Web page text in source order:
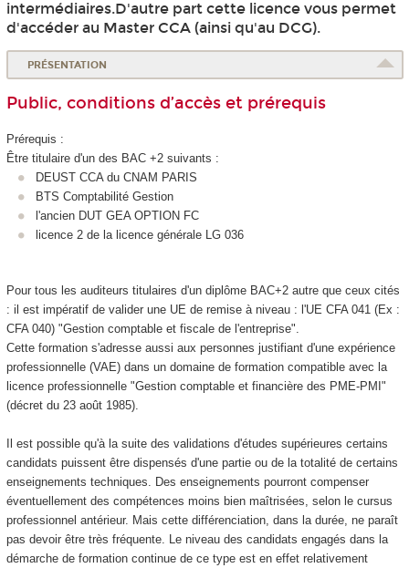
intermédiaires.D'autre part cette licence vous permet
d'accéder au Master CCA (ainsi qu'au DCG).
PRÉSENTATION
Public, conditions d’accès et prérequis
Prérequis :
Être titulaire d'un des BAC +2 suivants :
DEUST CCA du CNAM PARIS
BTS Comptabilité Gestion
l'ancien DUT GEA OPTION FC
licence 2 de la licence générale LG 036
Pour tous les auditeurs titulaires d'un diplôme BAC+2 autre que ceux cités
: il est impératif de valider une UE de remise à niveau : l'UE CFA 041 (Ex :
CFA 040) "Gestion comptable et fiscale de l'entreprise".
Cette formation s'adresse aussi aux personnes justifiant d'une expérience
professionnelle (VAE) dans un domaine de formation compatible avec la
licence professionnelle "Gestion comptable et financière des PME-PMI"
(décret du 23 août 1985).
Il est possible qu'à la suite des validations d'études supérieures certains
candidats puissent être dispensés d'une partie ou de la totalité de certains
enseignements techniques. Des enseignements pourront compenser
éventuellement des compétences moins bien maîtrisées, selon le cursus
professionnel antérieur. Mais cette différenciation, dans la durée, ne paraît
pas devoir être très fréquente. Le niveau des candidats engagés dans la
démarche de formation continue de ce type est en effet relativement